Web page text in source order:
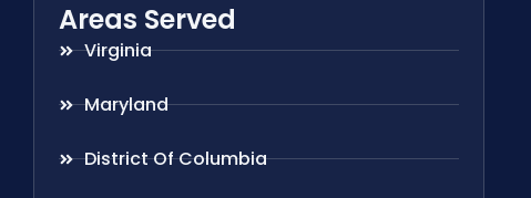
Areas Served
Virginia
Maryland
District Of Columbia